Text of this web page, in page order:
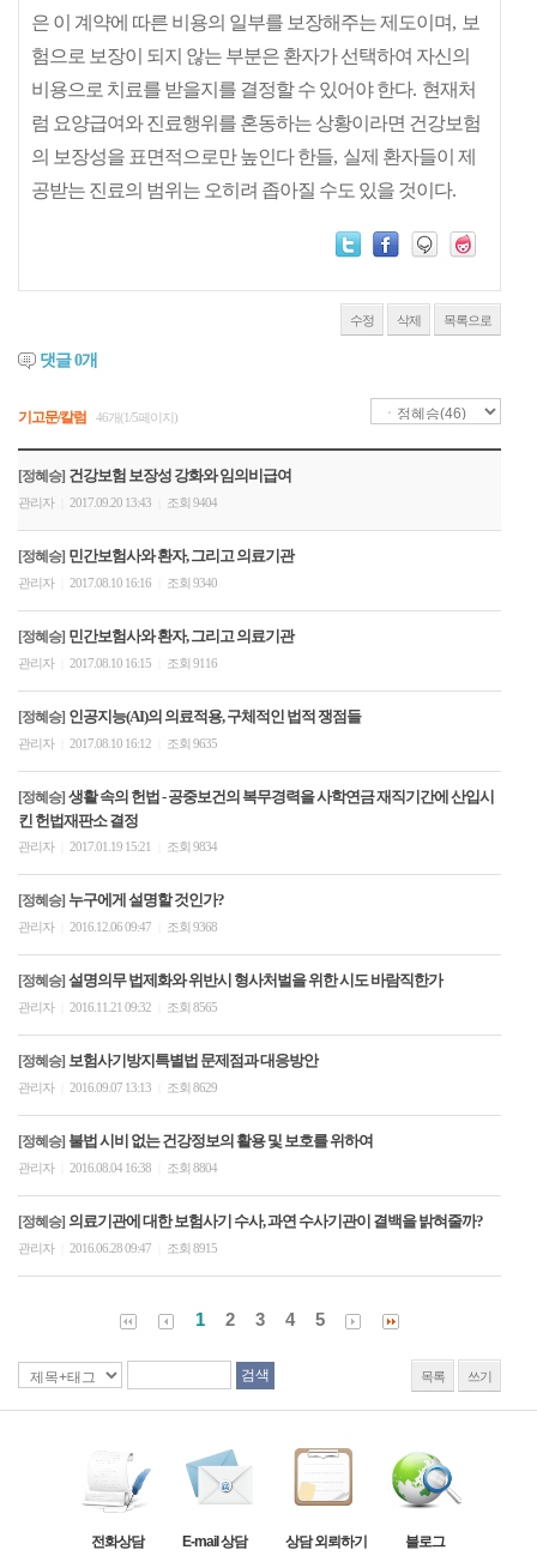
은 이 계약에 따른 비용의 일부를 보장해주는 제도이며, 보
험으로 보장이 되지 않는 부분은 환자가 선택하여 자신의
비용으로 치료를 받을지를 결정할 수 있어야 한다. 현재처
럼 요양급여와 진료행위를 혼동하는 상황이라면 건강보험
의 보장성을 표면적으로만 높인다 한들, 실제 환자들이 제
공받는 진료의 범위는 오히려 좁아질 수도 있을 것이다.
수정 삭제 목록으로
댓글0개
기고문/칼럼 46개(1/5페이지)
[정혜승] 건강보험 보장성 강화와 임의비급여
관리자 2017.09.20 13:43 조회 9404
[정혜승] 민간보험사와 환자, 그리고 의료기관
관리자 2017.08.10 16:16 조회 9340
[정혜승] 민간보험사와 환자, 그리고 의료기관
관리자 2017.08.10 16:15 조회 9116
[정혜승] 인공지능(AI)의 의료적용, 구체적인 법적 쟁점들
관리자 2017.08.10 16:12 조회 9635
[정혜승] 생활 속의 헌법 - 공중보건의 복무경력을 사학연금 재직기간에 산입시
킨 헌법재판소 결정
관리자 2017.01.19 15:21 조회 9834
[정혜승] 누구에게 설명할 것인가?
관리자 2016.12.06 09:47 조회 9368
[정혜승] 설명의무 법제화와 위반시 형사처벌을 위한 시도 바람직한가
관리자 2016.11.21 09:32 조회 8565
[정혜승] 보험사기방지특별법 문제점과 대응방안
관리자 2016.09.07 13:13 조회 8629
[정혜승] 불법 시비 없는 건강정보의 활용 및 보호를 위하여
관리자 2016.08.04 16:38 조회 8804
[정혜승] 의료기관에 대한 보험사기 수사, 과연 수사기관이 결백을 밝혀줄까?
관리자 2016.06.28 09:47 조회 8915
1 2 3 4 5
목록 쓰기
전화상담 E-mail 상담 상담 외뢰하기 블로그